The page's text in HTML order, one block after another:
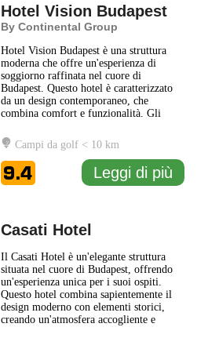
Hotel Vision Budapest
By Continental Group
Hotel Vision Budapest è una struttura
moderna che offre un'esperienza di
soggiorno raffinata nel cuore di
Budapest. Questo hotel è caratterizzato
da un design contemporaneo, che
combina comfort e funzionalità. Gli
un ambiente accogliente e rilassante per
gli ospiti. L’hotel dispone di una varietà
di servizi, tra cui reception attiva 24 ore
su 24, Wi-Fi gratuito... Leggi di più
Campi da golf < 10 km
9.4 Leggi di più
Casati Hotel
Il Casati Hotel è un'elegante struttura
situata nel cuore di Budapest, offrendo
un'esperienza unica per i suoi ospiti.
Questo hotel combina sapientemente il
design moderno con elementi storici,
creando un'atmosfera accogliente e